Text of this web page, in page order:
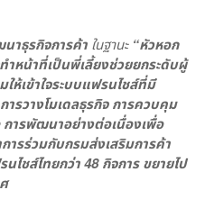
าธุรกิจการค้า ในฐานะ“หัวหอก
ำหน้าที่เป็นพี่เลี้ยงช่วยยกระดับผู้
ให้เข้าใจระบบแฟรนไชส์ที่มี
รวางโมเดลธุรกิจ การควบคุม
การพัฒนาอย่างต่อเนื่องเพื่อ
ารร่วมกับกรมส่งเสริมการค้า
ไชส์ไทยกว่า 48 กิจการ ขยายไป